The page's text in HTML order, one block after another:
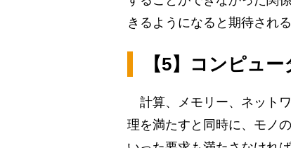
きるようになると期待される
【5】コンピュ
計算、メモリー、ネット
理を満たすと同時に、モノ